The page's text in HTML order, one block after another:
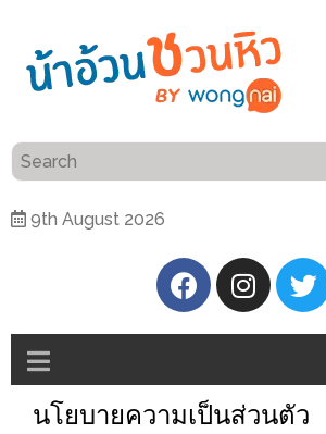
9th August 2026
แนะนำ
ติดต่อ
ศิริ
ปัน
นโยบายความเป็นส่วนตัว